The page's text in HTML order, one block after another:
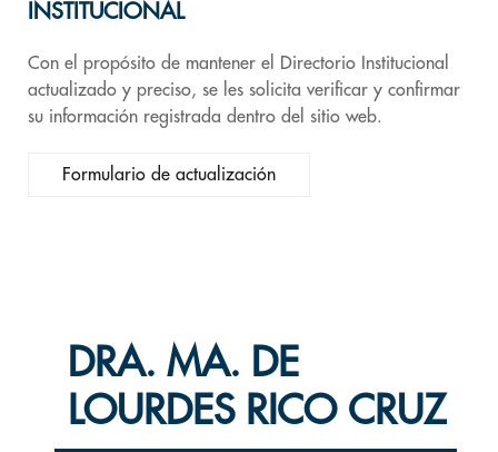
INSTITUCIONAL
Con el propósito de mantener el Directorio Institucional
actualizado y preciso, se les solicita verificar y confirmar
su información registrada dentro del sitio web.
Formulario de actualización
DRA. MA. DE
LOURDES RICO CRUZ